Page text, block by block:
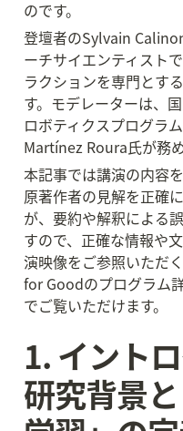
のです。
登壇者のSylvain
ーチサイエンティスト
ラクションを専門とす
す。モデレーターは、
ロボティクスプログラ
Martínez Roura氏が務
本記事では講演の内容
原著作者の見解を正確
が、要約や解釈による
すので、正確な情報や
演映像をご参照いただ
for Goodのプログラム
でご覧いただけます。
1. イント
研究背景